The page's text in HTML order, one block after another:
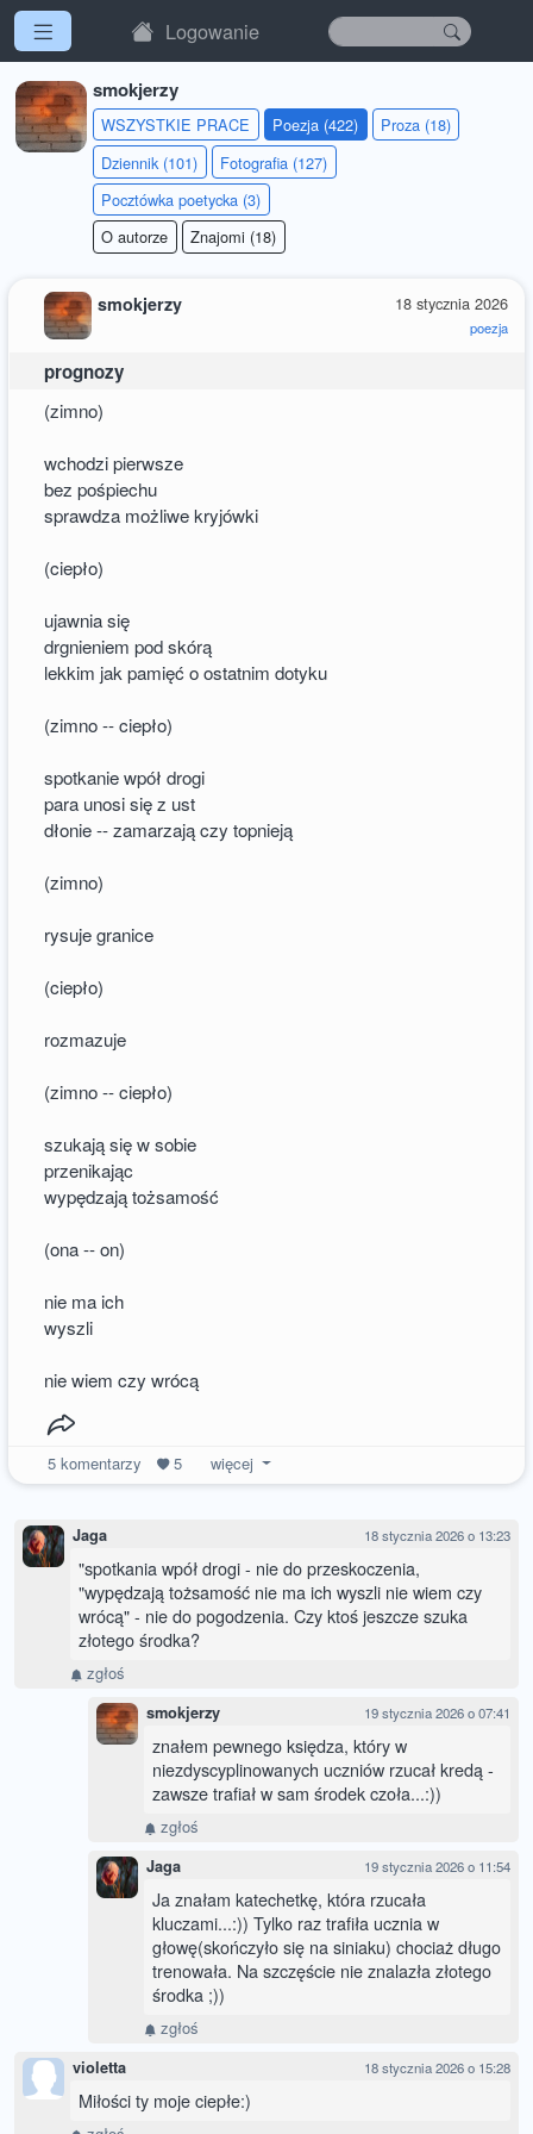
Logowanie
smokjerzy
WSZYSTKIE PRACE Poezja (422)
Proza (18)
Dziennik (101)
Fotografia (127)
Pocztówka poetycka (3)
O autorze
Znajomi (18)
18 stycznia 2026
poezja
smokjerzy
prognozy
(zimno)
wchodzi pierwsze
bez pośpiechu
sprawdza możliwe kryjówki
(ciepło)
ujawnia się
drgnieniem pod skórą
lekkim jak pamięć o ostatnim dotyku
(zimno -- ciepło)
spotkanie wpół drogi
para unosi się z ust
dłonie -- zamarzają czy topnieją
(zimno)
rysuje granice
(ciepło)
rozmazuje
(zimno -- ciepło)
szukają się w sobie
przenikając
wypędzają tożsamość
(ona -- on)
nie ma ich
wyszli
nie wiem czy wrócą
5komentarzy 5 więcej
Jaga 18 stycznia 2026 o 13:23
"spotkania wpół drogi - nie do przeskoczenia,
"wypędzają tożsamość nie ma ich wyszli nie wiem czy
wrócą" - nie do pogodzenia. Czy ktoś jeszcze szuka
złotego środka?
zgłoś
smokjerzy 19 stycznia 2026 o 07:41
znałem pewnego księdza, który w
niezdyscyplinowanych uczniów rzucał kredą -
zawsze trafiał w sam środek czoła...:))
zgłoś
Jaga 19 stycznia 2026 o 11:54
Ja znałam katechetkę, która rzucała
kluczami...:)) Tylko raz trafiła ucznia w
głowę(skończyło się na siniaku) chociaż długo
trenowała. Na szczęście nie znalazła złotego
środka ;))
zgłoś
violetta 18 stycznia 2026 o 15:28
Miłości ty moje ciepłe:)